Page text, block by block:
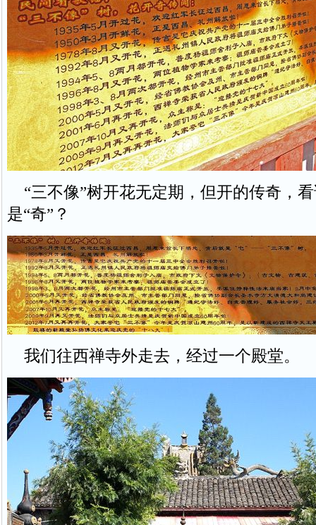
“三不像”树开花无定期，但开的传奇，
是“奇”？
我们往西禅寺外走去，经过一个殿堂。